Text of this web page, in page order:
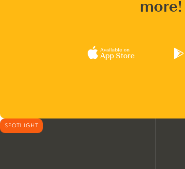
more!
Available on
App Store
SPOTLIGHT